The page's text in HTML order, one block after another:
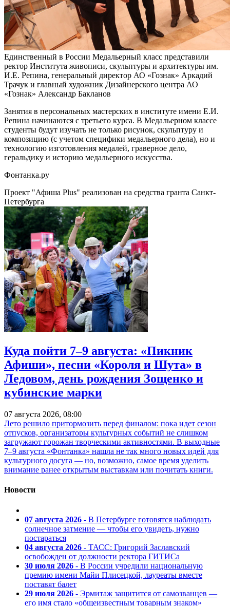
Единственный в России Медальерный класс представили
ректор Института живописи, скульптуры и архитектуры им.
И.Е. Репина, генеральный директор АО «Гознак» Аркадий
Трачук и главный художник Дизайнерского центра АО
«Гознак» Александр Бакланов
Занятия в персональных мастерских в институте имени Е.И.
Репина начинаются с третьего курса. В Медальерном классе
студенты будут изучать не только рисунок, скульптуру и
композицию (с учетом специфики медальерного дела), но и
технологию изготовления медалей, граверное дело,
геральдику и историю медальерного искусства.
Фонтанка.ру
Проект "Афиша Plus" реализован на средства гранта Санкт-
Петербурга
Куда пойти 7–9 августа: «Пикник
Афиши», песни «Короля и Шута» в
Ледовом, день рождения Зощенко и
кубинские марки
07 августа 2026, 08:00
Лето решило притормозить перед финалом: пока идет сезон
отпусков, организаторы культурных событий не слишком
загружают горожан творческими активностями. В выходные
7–9 августа «Фонтанка» нашла не так много новых идей для
культурного досуга — но, возможно, самое время уделить
внимание ранее открытым выставкам или почитать книги.
Новости
07 августа 2026 - В Петербурге готовятся наблюдать
солнечное затмение — чтобы его увидеть, нужно
постараться
04 августа 2026 - ТАСС: Григорий Заславский
освобожден от должности ректора ГИТИСа
30 июля 2026 - В России учредили национальную
премию имени Майи Плисецкой, лауреаты вместе
поставят балет
29 июля 2026 - Эрмитаж защитится от самозванцев —
его имя стало «общеизвестным товарным знаком»